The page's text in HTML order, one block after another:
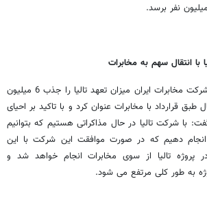
انتقال سهم به مخابرات
نائب رئیس هیئت مدیره شرکت مخابرات ایران میزان تعهد تالیا را جذب 6 میلیون
ظرف مدت 10 سال طبق قرارداد با مخابرات عنوان کرد و با تاکید بر احیای
گفت: با شرکت تالیا در حال مذاکراتی هستیم که بتوانیم
انجام دهیم که در صورت موافقت این شرکت با این
پروژه تالیا از سوی مخابرات انجام خواهد شد و
به طور کلی مرتفع می شود.